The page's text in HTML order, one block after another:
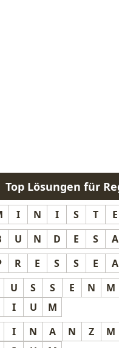
Top Lösungen für
I N I S T E
U N D E S A
R E S S E A
U S S E N M
I U M
I N A N Z M